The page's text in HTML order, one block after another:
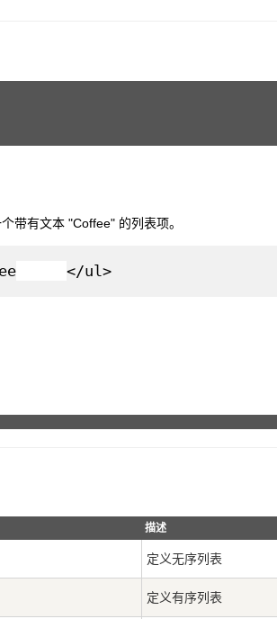
带有文本 "Coffee" 的列表项。
</ul>
描述
定义无序列表
定义有序列表